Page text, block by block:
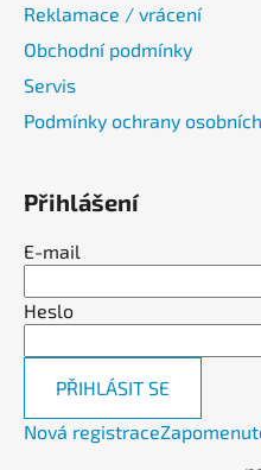
Reklamace / vrácení
Obchodní podmínky
Servis
Podmínky ochrany
Přihlášení
E-mail
Heslo
PŘIHLÁSIT SE
Nová registrace